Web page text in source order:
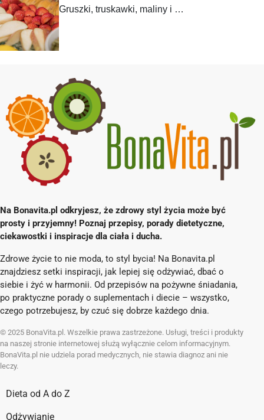
Gruszki, truskawki, maliny i …
Na Bonavita.pl odkryjesz, że zdrowy styl życia może być
prosty i przyjemny! Poznaj przepisy, porady dietetyczne,
ciekawostki i inspiracje dla ciała i ducha.
Zdrowe życie to nie moda, to styl bycia! Na Bonavita.pl
znajdziesz setki inspiracji, jak lepiej się odżywiać, dbać o
siebie i żyć w harmonii. Od przepisów na pożywne śniadania,
po praktyczne porady o suplementach i diecie – wszystko,
czego potrzebujesz, by czuć się dobrze każdego dnia.
© 2025 BonaVita.pl. Wszelkie prawa zastrzeżone. Usługi, treści i produkty
na naszej stronie internetowej służą wyłącznie celom informacyjnym.
BonaVita.pl nie udziela porad medycznych, nie stawia diagnoz ani nie
leczy.
Dieta od A do Z
Odżywianie